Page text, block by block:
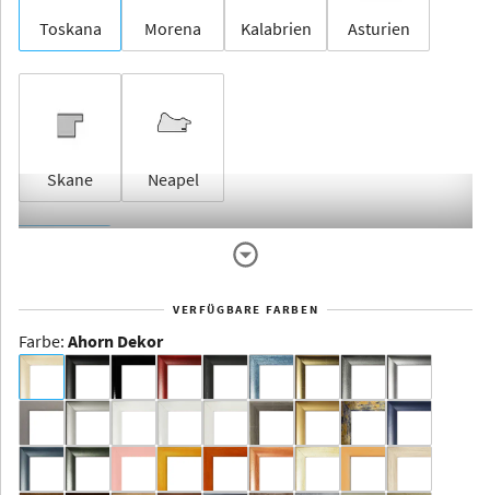
Toskana Morena Kalabrien Asturien
Skane Neapel
Dakota -
Rahmenloser
Aluminium
VERFÜGBARE FARBEN
Farbe: Ahorn Dekor